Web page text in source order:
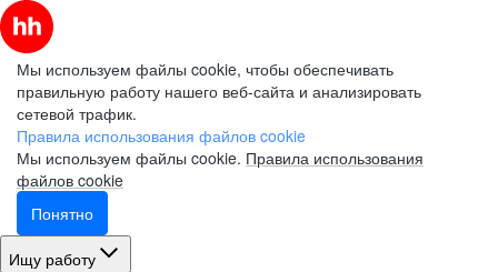
Мы используем файлы cookie, чтобы обеспечивать
правильную работу нашего веб-сайта и анализировать
сетевой трафик.
Правила использования файлов cookie
Мы используем файлы cookie. Правила использования
файлов cookie
Понятно
Ищу работу